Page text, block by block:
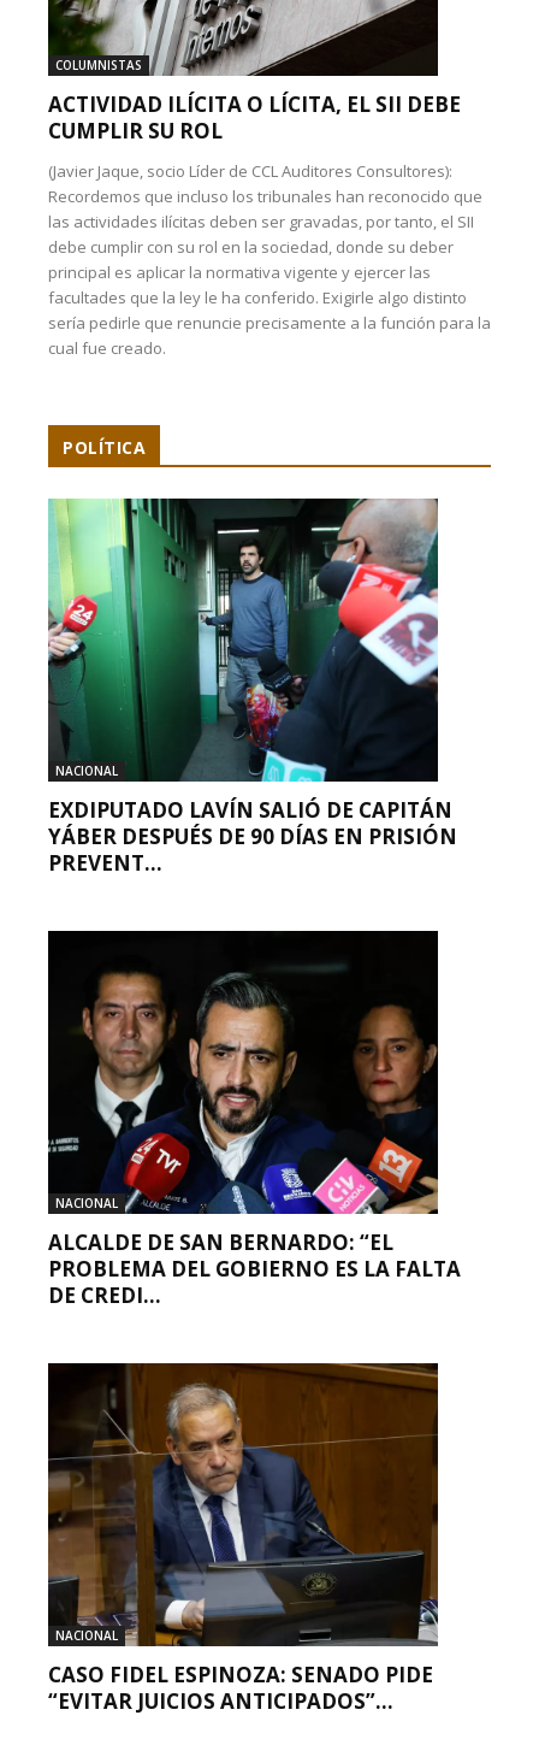
COLUMNISTAS
ACTIVIDAD ILÍCITA O LÍCITA, EL SII DEBE
CUMPLIR SU ROL
(Javier Jaque, socio Líder de CCL Auditores Consultores):
Recordemos que incluso los tribunales han reconocido que
las actividades ilícitas deben ser gravadas, por tanto, el SII
debe cumplir con su rol en la sociedad, donde su deber
principal es aplicar la normativa vigente y ejercer las
facultades que la ley le ha conferido. Exigirle algo distinto
sería pedirle que renuncie precisamente a la función para la
cual fue creado.
POLÍTICA
NACIONAL
EXDIPUTADO LAVÍN SALIÓ DE CAPITÁN
YÁBER DESPUÉS DE 90 DÍAS EN PRISIÓN
PREVENT...
NACIONAL
ALCALDE DE SAN BERNARDO: “EL
PROBLEMA DEL GOBIERNO ES LA FALTA
DE CREDI...
NACIONAL
CASO FIDEL ESPINOZA: SENADO PIDE
“EVITAR JUICIOS ANTICIPADOS”...